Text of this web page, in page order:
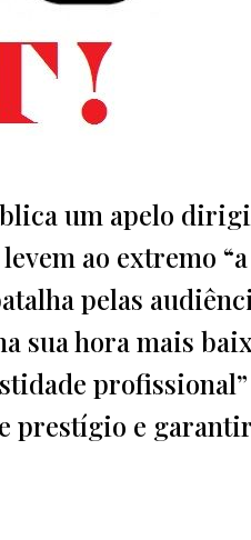
um apelo
ao extremo
pelas
sua hora mais
prestígio e